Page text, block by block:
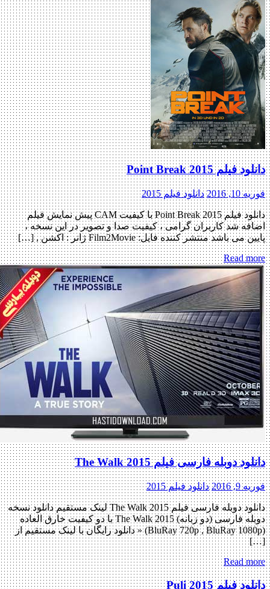
دانلود فیلم Point Break 2015
فوریه 10, 2016 دانلود فیلم 2015
دانلود فیلم Point Break 2015 با کیفیت CAM پیش نمایش فیلم
اضافه شد کاربران گرامی ، کیفیت صدا و تصویر در این نسخه ،
پایین می باشد منتشر کننده فایل: Film2Movie ژانر : اکشن , […]
Read more
دانلود دوبله فارسی فیلم The Walk 2015
فوریه 9, 2016 دانلود فیلم 2015
دانلود دوبله فارسی فیلم The Walk 2015 لینک مستقیم دانلود نسخه
دوبله فارسی (دو زبانه) The Walk 2015 با دو کیفیت خارق العاده
(BluRay 720p , BluRay 1080p) « دانلود رایگان با لینک مستقیم از
[…]
Read more
دانلود فیلم Puli 2015